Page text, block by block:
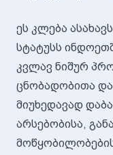
ეს კლება
სტატუსს
კვლავ ნიშურ
ცნობადობითა
მიუხედავად
არსებობისა,